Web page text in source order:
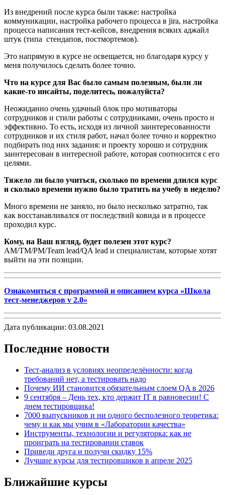
Из внедрений после курса были также: настройка
коммуникации, настройка рабочего процесса в jira, настройка
процесса написания тест-кейсов, внедрения всяких аджайл
штук (типа стендапов, постмортемов).
Это напрямую в курсе не освещается, но благодаря курсу у
меня получилось сделать более точно.
Что на курсе для Вас было самым полезным, были ли
какие-то инсайты, поделитесь, пожалуйста?
Неожиданно очень удачный блок про мотиваторы
сотрудников и стили работы с сотрудниками, очень просто и
эффективно. То есть, исходя из личной заинтересованности
сотрудников и их стиля работ, начал более точно и корректно
подбирать под них задания: и проекту хорошо и сотрудник
заинтересован в интересной работе, которая соотносится с его
целями.
Тяжело ли было учиться, сколько по времени длился курс
и сколько времени нужно было тратить на учебу в неделю?
Много времени не заняло, но было несколько затратно, так
как восстанавливался от последствий ковида и в процессе
проходил курс.
Кому, на Ваш взгляд, будет полезен этот курс?
AM/TM/PM/Team lead/QA lead и специалистам, которые хотят
выйти на эти позиции.
Ознакомиться с программой и описанием курса «Школа
тест-менеджеров v 2.0»
Дата публикации: 03.08.2021
Последние новости
Тест-анализ в условиях неопределённости: когда
требований нет, а тестировать надо
Почему ИИ становится обязательным слоем QA в 2026
9 сентября – День тех, кто держит IT в равновесии! С
днем тестировщика!
7000 выпускников и ни одного бесполезного теоретика:
чему и как мы учим в «Лаборатории качества»
Инструменты, технологии и регуляторка: как не
проиграть на тестировании ставок
Приведи друга и получи скидку 15%
Лучшие курсы для тестировщиков в апреле 2025
Ближайшие курсы